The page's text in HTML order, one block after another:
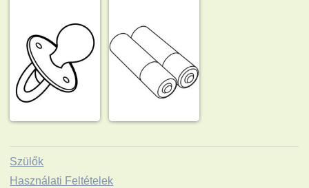
Szülők
Használati Feltételek